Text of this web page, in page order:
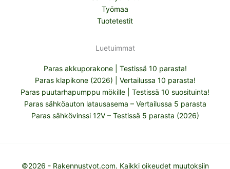
Työmaa
Tuotetestit
Luetuimmat
Paras akkuporakone | Testissä 10 parasta!
Paras klapikone (2026) | Vertailussa 10 parasta!
Paras puutarhapumppu mökille | Testissä 10 suosituinta!
Paras sähköauton latausasema – Vertailussa 5 parasta
Paras sähkövinssi 12V – Testissä 5 parasta (2026)
©2026 - Rakennustyot.com. Kaikki oikeudet muutoksiin